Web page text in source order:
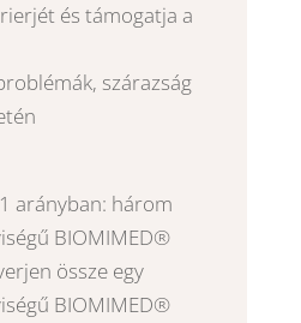
és támogatja a
szárazság
arányban: három
BIOMIMED®
össze egy
BIOMIMED®